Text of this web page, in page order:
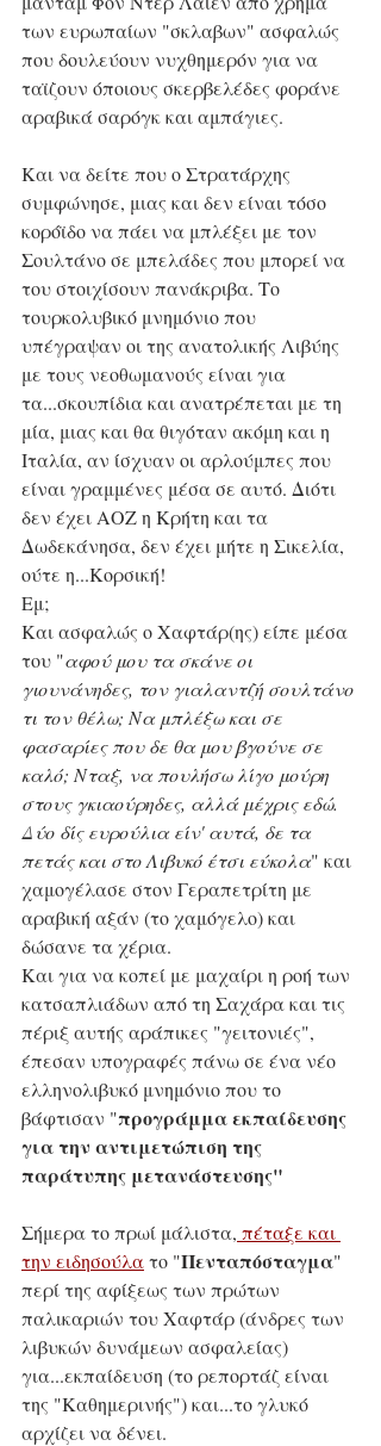
των ευρωπαίων "σκλαβων" ασφαλώς
που δουλεύουν νυχθημερόν για να
ταϊζουν όποιους σκερβελέδες φοράνε
αραβικά σαρόγκ και αμπάγιες.
Και να δείτε που ο Στρατάρχης
συμφώνησε, μιας και δεν είναι τόσο
κορόϊδο να πάει να μπλέξει με τον
Σουλτάνο σε μπελάδες που μπορεί να
του στοιχίσουν πανάκριβα. Το
τουρκολυβικό μνημόνιο που
υπέγραψαν οι της ανατολικής Λιβύης
με τους νεοθωμανούς είναι για
τα...σκουπίδια και ανατρέπεται με τη
μία, μιας και θα θιγόταν ακόμη και η
Ιταλία, αν ίσχυαν οι αρλούμπες που
είναι γραμμένες μέσα σε αυτό. Διότι
δεν έχει ΑΟΖ η Κρήτη και τα
Δωδεκάνησα, δεν έχει μήτε η Σικελία,
ούτε η...Κορσική!
Εμ;
Και ασφαλώς ο Χαφτάρ(ης) είπε μέσα
του "αφού μου τα σκάνε οι
γιουνάνηδες, τον γιαλαντζή σουλτάνο
τι τον θέλω; Να μπλέξω και σε
φασαρίες που δε θα μου βγούνε σε
καλό; Νταξ, να πουλήσω λίγο μούρη
στους γκιαούρηδες, αλλά μέχρις εδώ.
Δύο δίς ευρούλια είν' αυτά, δε τα
πετάς και στο Λιβυκό έτσι εύκολα" και
χαμογέλασε στον Γεραπετρίτη με
αραβική αξάν (το χαμόγελο) και
δώσανε τα χέρια.
Και για να κοπεί με μαχαίρι η ροή των
κατσαπλιάδων από τη Σαχάρα και τις
πέριξ αυτής αράπικες "γειτονιές",
έπεσαν υπογραφές πάνω σε ένα νέο
ελληνολιβυκό μνημόνιο που το
βάφτισαν "προγράμμα εκπαίδευσης
για την αντιμετώπιση της
παράτυπης μετανάστευσης"
Σήμερα το πρωί μάλιστα, πέταξε και
την ειδησούλα το "Πενταπόσταγμα"
περί της αφίξεως των πρώτων
παλικαριών του Χαφτάρ (άνδρες των
λιβυκών δυνάμεων ασφαλείας)
για...εκπαίδευση (το ρεπορτάζ είναι
της "Καθημερινής") και...το γλυκό
αρχίζει να δένει.